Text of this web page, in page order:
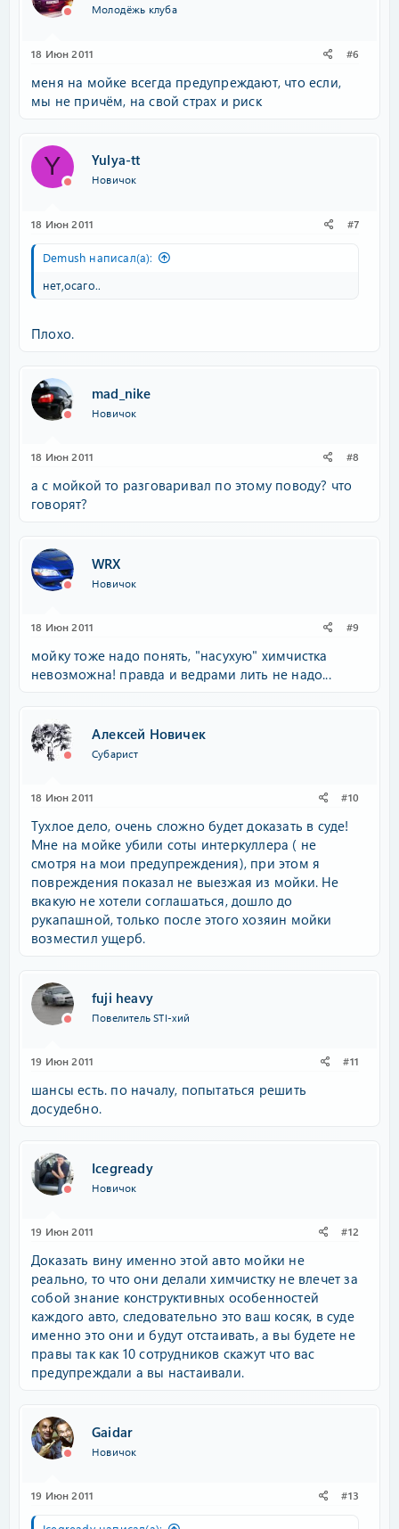
Молодёжь клуба
18 Июн 2011 #6
меня на мойке всегда предупреждают, что если,
мы не причём, на свой страх и риск
Y Yulya-tt
Новичок
18 Июн 2011 #7
Demush написал(а):
нет,осаго..
Плохо.
mad_nike
Новичок
18 Июн 2011 #8
а с мойкой то разговаривал по этому поводу? что
говорят?
WRX
Новичок
18 Июн 2011 #9
мойку тоже надо понять, "насухую" химчистка
невозможна! правда и ведрами лить не надо...
Алексей Новичек
Субарист
18 Июн 2011 #10
Тухлое дело, очень сложно будет доказать в суде!
Мне на мойке убили соты интеркуллера ( не
смотря на мои предупреждения), при этом я
повреждения показал не выезжая из мойки. Не
вкакую не хотели соглашаться, дошло до
рукапашной, только после этого хозяин мойки
возместил ущерб.
fuji heavy
Повелитель STI-хий
19 Июн 2011 #11
шансы есть. по началу, попытаться решить
досудебно.
Icegready
Новичок
19 Июн 2011 #12
Доказать вину именно этой авто мойки не
реально, то что они делали химчистку не влечет за
собой знание конструктивных особенностей
каждого авто, следовательно это ваш косяк, в суде
именно это они и будут отстаивать, а вы будете не
правы так как 10 сотрудников скажут что вас
предупреждали а вы настаивали.
Gaidar
Новичок
19 Июн 2011 #13